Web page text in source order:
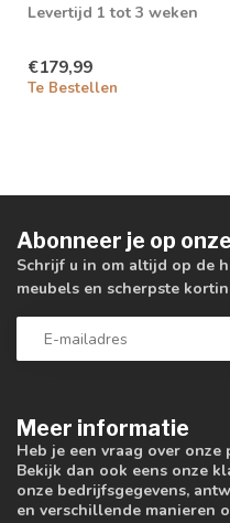
Levertijd 1 tot 3 weken
€179,99
Te Bestellen
Meer informatie
Heb je een vraag over
Bekijk dan ook eens onze
onze bedrijfsgegevens,
en verschillende manieren
Abonneer je op
Schrijf u in om altijd op de
meubels en scherpste